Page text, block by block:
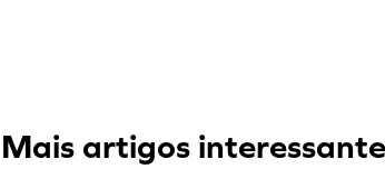
Mais artigos